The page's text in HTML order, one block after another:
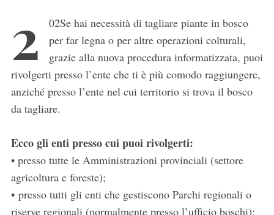
2
02Se hai necessità di tagliare piante in bosco
per far legna o per altre operazioni colturali,
grazie alla nuova procedura informatizzata, puoi
rivolgerti presso l’ente che ti è più comodo raggiungere,
anziché presso l’ente nel cui territorio si trova il bosco
da tagliare.
Ecco gli enti presso cui puoi rivolgerti:
• presso tutte le Amministrazioni provinciali (settore
agricoltura e foreste);
• presso tutti gli enti che gestiscono Parchi regionali o
riserve regionali (normalmente presso l’ufficio boschi);